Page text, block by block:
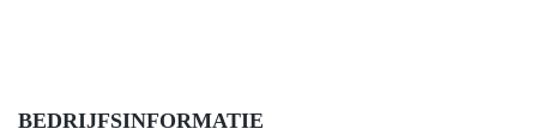
BEDRIJFSINFORMATIE